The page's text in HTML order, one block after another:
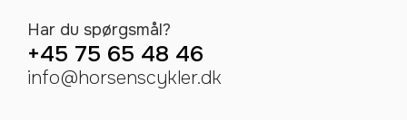
Har du spørgsmål?
+45 75 65 48 46
info@horsenscykler.dk